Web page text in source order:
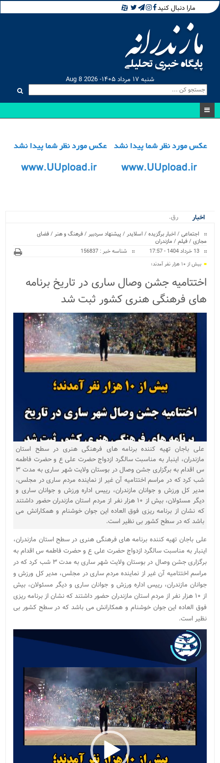
مارا دنبال کنید
شنبه ۱۷ مرداد ۱۴۰۵- Aug 8 2026
اخبار
رقابت نفس_
اجتماعی / اخبار برگزیده / اسلایدر / پیشنهاد سردبیر /فرهنگ و هنر /فضای
مجازی /فیلم / مازندران
13 خرداد 1404 - 17:57
شناسه خبر : 156837
بیش از ۱۰ هزار نفر آمدند؛
اختتامیه جشن وصال ساری در تاریخ برنامه
های فرهنگی هنری کشور ثبت شد
علی باجان تهیه کننده برنامه های فرهنگی هنری در سطح استان
مازندران، اینبار به مناسبت سالگرد ازدواج حضرت علی ع و حضرت فاطمه
س اقدام به برگزاری جشن وصال در بوستان ولایت شهر ساری به مدت ۳
شب کرد که در مراسم اختتامیه آن غیر از نماینده مردم ساری در مجلس،
مدیر کل ورزش و جوانان مازندران، رییس اداره ورزش و جوانان ساری و
دیگر مسئولان، بیش از ۱۰ هزار نفر از مردم استان مازندران حضور داشتند
که نشان از برنامه ریزی فوق العاده این جوان خوشنام و همکارانش می
باشد که در سطح کشور بی نظیر است.
علی باجان تهیه کننده برنامه های فرهنگی هنری در سطح استان مازندران،
اینبار به مناسبت سالگرد ازدواج حضرت علی ع و حضرت فاطمه س اقدام به
برگزاری جشن وصال در بوستان ولایت شهر ساری به مدت ۳ شب کرد که در
مراسم اختتامیه آن غیر از نماینده مردم ساری در مجلس، مدیر کل ورزش و
جوانان مازندران، رییس اداره ورزش و جوانان ساری و دیگر مسئولان، بیش
از ۱۰ هزار نفر از مردم استان مازندران حضور داشتند که نشان از برنامه ریزی
فوق العاده این جوان خوشنام و همکارانش می باشد که در سطح کشور بی
نظیر است.
نمایشگر
ویدیو